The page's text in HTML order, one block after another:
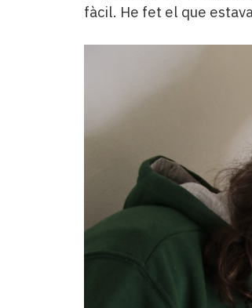
fàcil. He fet el que